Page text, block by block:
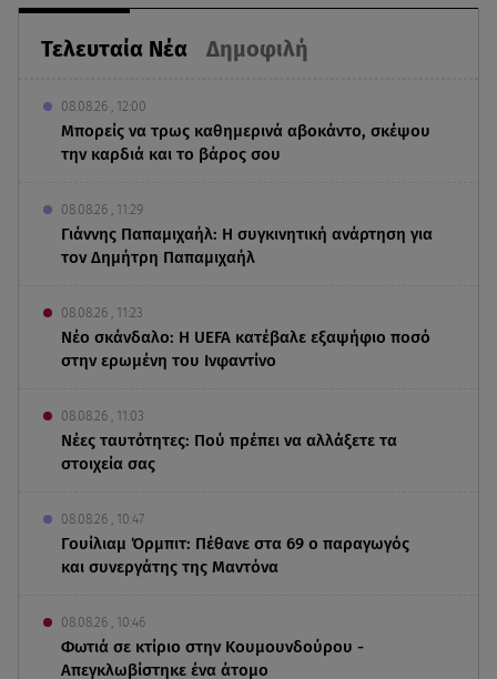
Τελευταία Νέα Δημοφιλή
08.08.26 , 12:00
Μπορείς να τρως καθημερινά αβοκάντο, σκέψου
την καρδιά και το βάρος σου
08.08.26 , 11:29
Γιάννης Παπαμιχαήλ: Η συγκινητική ανάρτηση για
τον Δημήτρη Παπαμιχαήλ
08.08.26 , 11:23
Νέο σκάνδαλο: Η UEFA κατέβαλε εξαψήφιο ποσό
στην ερωμένη του Ινφαντίνο
08.08.26 , 11:03
Νέες ταυτότητες: Πού πρέπει να αλλάξετε τα
στοιχεία σας
08.08.26 , 10:47
Γουίλιαμ Όρμπιτ: Πέθανε στα 69 ο παραγωγός
και συνεργάτης της Μαντόνα
08.08.26 , 10:46
Φωτιά σε κτίριο στην Κουμουνδούρου -
Απεγκλωβίστηκε ένα άτομο